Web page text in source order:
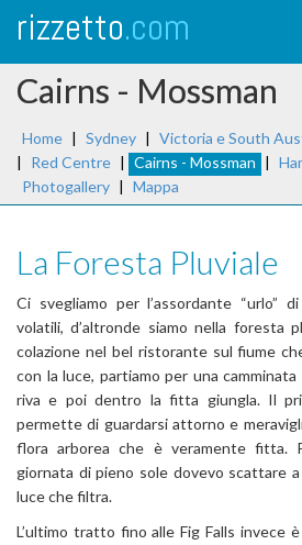
rizzetto.com
Cairns - Mossman
Home | Sydney | Victoria e South
|
Red Centre | Cairns - Mossman |
Photogallery | Mappa
La Foresta Pluviale
Ci svegliamo per l’assordante “urlo”
volatili, d’altronde siamo nella foresta
colazione nel bel ristorante sul fiume
con la luce, partiamo per una
riva e poi dentro la fitta giungla. Il
permette di guardarsi attorno e
flora arborea che è veramente fitta.
giornata di pieno sole dovevo scattare
luce che filtra.
L’ultimo tratto fino alle Fig Falls invece